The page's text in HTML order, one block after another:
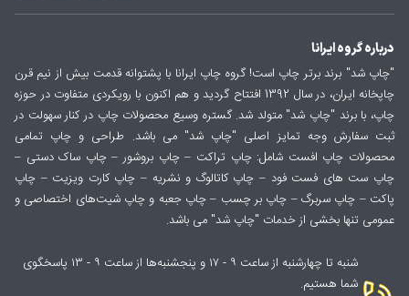
درباره گروه ایرانا
"چاپ شد" برند برتر چاپ است! گروه چاپ ایرانا با پشتوانه قدمت بیش از نیم قرن
چاپخانه ایران، در سال 1392 افتتاح گردید و هم اکنون با رویکردی متفاوت در حوزه
چاپ، با برند "چاپ شد" متولد شد. گستره وسیع محصولات چاپ در کنار سهولت در
ثبت سفارش وجه تمایز اصلی "چاپ شد" می باشد. طراحی و چاپ تمامی
محصولات چاپ افست شامل: چاپ تراکت – چاپ بروشور – چاپ ساک دستی –
چاپ ست های فست فود – چاپ کاتالوگ و نشریه – چاپ کارت ویزیت – چاپ
پاکت – چاپ سربرگ – چاپ بر چسب – چاپ جعبه و چاپ شیت‌های اختصاصی و
عمومی تنها بخشی از خدمات "چاپ شد" می باشد.
شنبه تا چهارشنبه از ساعت ۹ - ۱۷ و پنجشنبه‌ها از ساعت ۹ - ۱۳ پاسخگوی
شما هستیم.